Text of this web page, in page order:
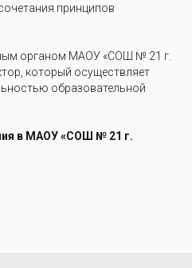
принципов
органом МАОУ «СОШ № 21 г.
который осуществляет
образовательной
в МАОУ «СОШ № 21 г.